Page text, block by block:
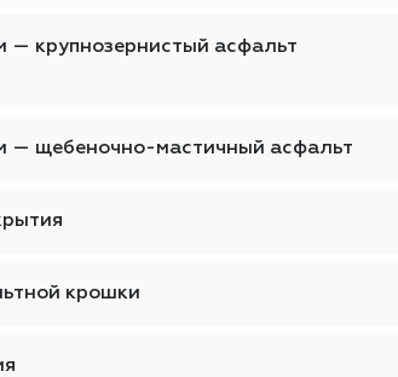
— крупнозернистый асфальт
— щебеночно-мастичный асфальт
крошки